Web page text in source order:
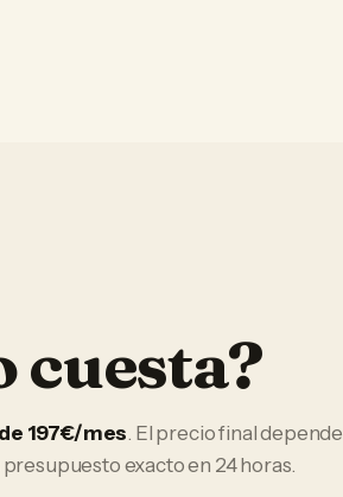
cuesta?
197€/mes. El precio final depende
exacto en 24 horas.